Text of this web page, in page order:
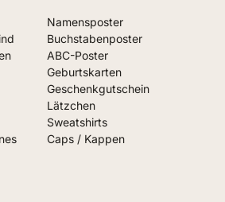
Namensposter
Buchstabenposter
ABC-Poster
Geburtskarten
Geschenkgutschein
Lätzchen
Sweatshirts
Caps / Kappen